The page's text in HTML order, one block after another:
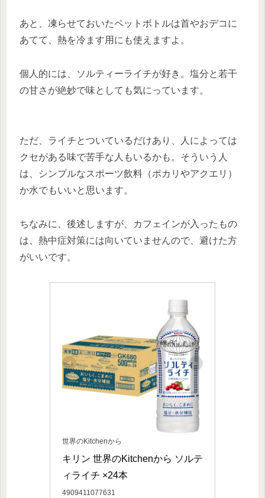
あと、凍らせておいたペットボトルは首やおデコに
あてて、熱を冷ます用にも使えますよ。
個人的には、ソルティーライチが好き。塩分と若干
の甘さが絶妙で味としても気にっています。
ただ、ライチとついているだけあり、人によっては
クセがある味で苦手な人もいるかも。そういう人
は、シンプルなスポーツ飲料（ポカリやアクエリ）
か水でもいいと思います。
ちなみに、後述しますが、カフェインが入ったもの
は、熱中症対策には向いていませんので、避けた方
がいいです。
世界のKitchenから
キリン 世界のKitchenから ソルテ
ィライチ ×24本
4909411077631